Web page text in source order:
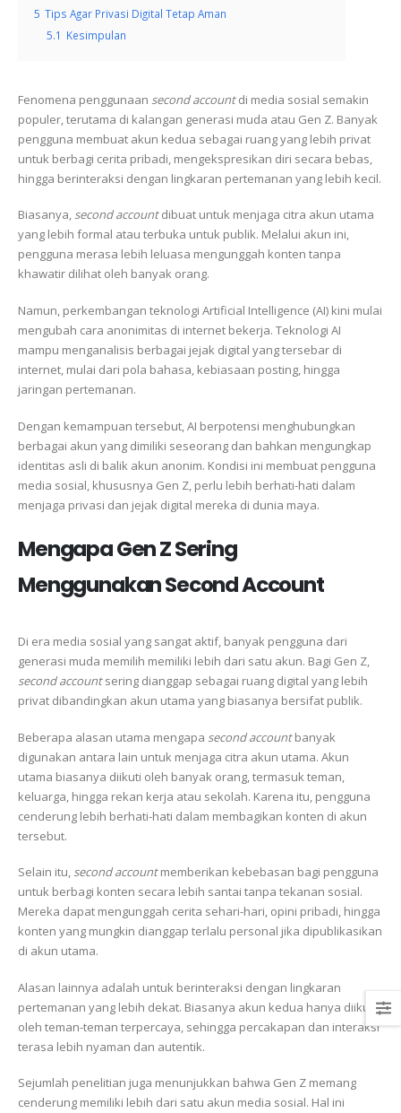
5 Tips Agar Privasi Digital Tetap Aman
5.1 Kesimpulan
Fenomena penggunaan second accountdi media sosial semakin
populer, terutama di kalangan generasi muda atau Gen Z. Banyak
pengguna membuat akun kedua sebagai ruang yang lebih privat
untuk berbagi cerita pribadi, mengekspresikan diri secara bebas,
hingga berinteraksi dengan lingkaran pertemanan yang lebih kecil.
Biasanya, second accountdibuat untuk menjaga citra akun utama
yang lebih formal atau terbuka untuk publik. Melalui akun ini,
pengguna merasa lebih leluasa mengunggah konten tanpa
khawatir dilihat oleh banyak orang.
Namun, perkembangan teknologi Artificial Intelligence (AI) kini mulai
mengubah cara anonimitas di internet bekerja. Teknologi AI
mampu menganalisis berbagai jejak digital yang tersebar di
internet, mulai dari pola bahasa, kebiasaan posting, hingga
jaringan pertemanan.
Dengan kemampuan tersebut, AI berpotensi menghubungkan
berbagai akun yang dimiliki seseorang dan bahkan mengungkap
identitas asli di balik akun anonim. Kondisi ini membuat pengguna
media sosial, khususnya Gen Z, perlu lebih berhati-hati dalam
menjaga privasi dan jejak digital mereka di dunia maya.
Mengapa Gen Z Sering
Menggunakan Second Account
Di era media sosial yang sangat aktif, banyak pengguna dari
generasi muda memilih memiliki lebih dari satu akun. Bagi Gen Z,
second accountsering dianggap sebagai ruang digital yang lebih
privat dibandingkan akun utama yang biasanya bersifat publik.
Beberapa alasan utama mengapa second accountbanyak
digunakan antara lain untuk menjaga citra akun utama. Akun
utama biasanya diikuti oleh banyak orang, termasuk teman,
keluarga, hingga rekan kerja atau sekolah. Karena itu, pengguna
cenderung lebih berhati-hati dalam membagikan konten di akun
tersebut.
Selain itu, second accountmemberikan kebebasan bagi pengguna
untuk berbagi konten secara lebih santai tanpa tekanan sosial.
Mereka dapat mengunggah cerita sehari-hari, opini pribadi, hingga
konten yang mungkin dianggap terlalu personal jika dipublikasikan
di akun utama.
Alasan lainnya adalah untuk berinteraksi dengan lingkaran
pertemanan yang lebih dekat. Biasanya akun kedua hanya diikuti
oleh teman-teman terpercaya, sehingga percakapan dan interaksi
terasa lebih nyaman dan autentik.
Sejumlah penelitian juga menunjukkan bahwa Gen Z memang
cenderung memiliki lebih dari satu akun media sosial. Hal ini